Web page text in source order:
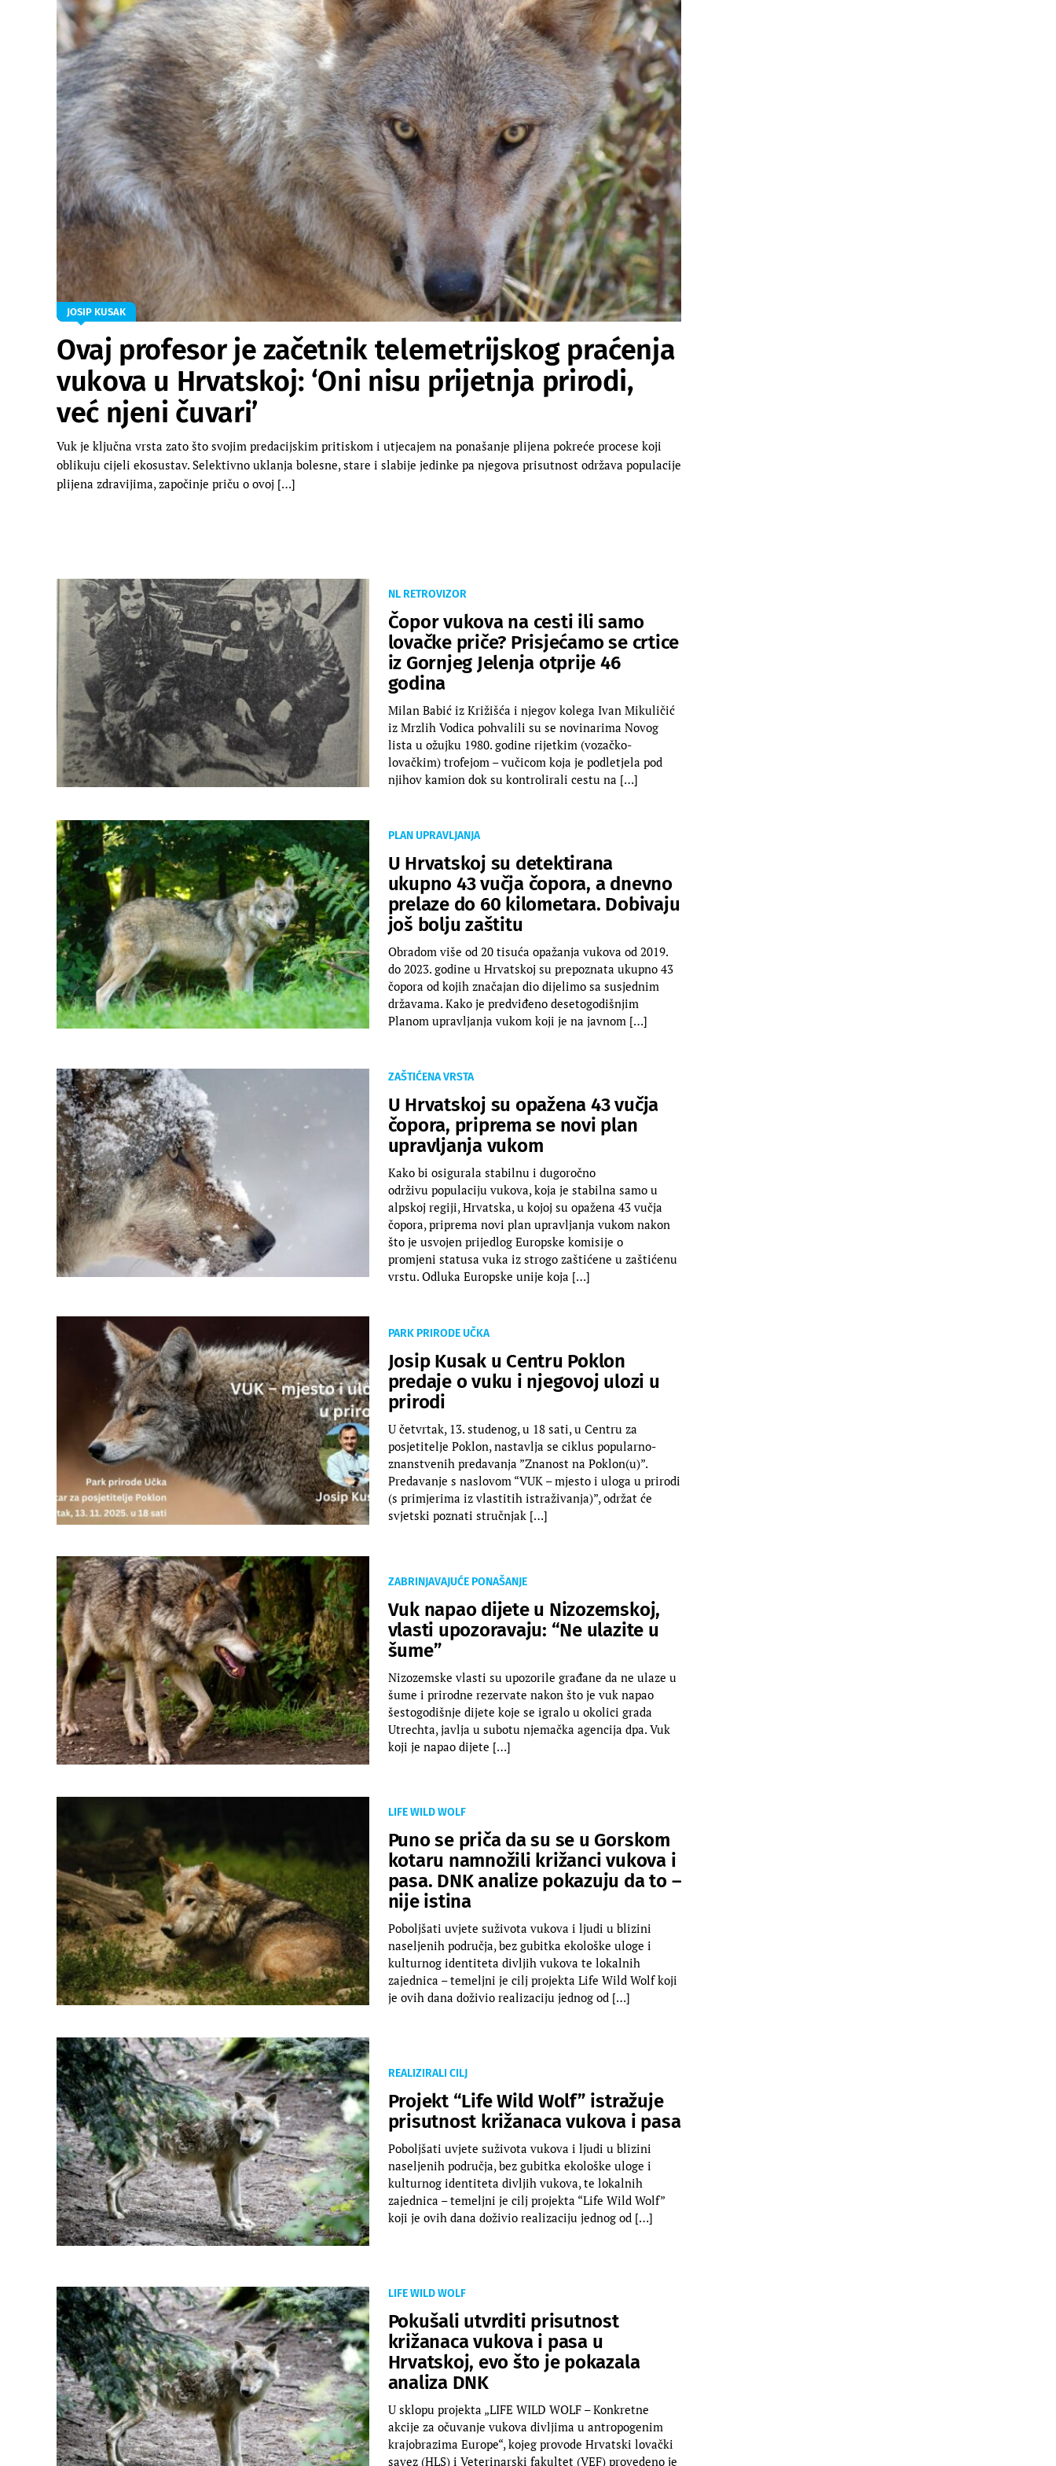
JOSIP KUSAK
Ovaj profesor je začetnik telemetrijskog praćenja
vukova u Hrvatskoj: ‘Oni nisu prijetnja prirodi,
već njeni čuvari’
Vuk je ključna vrsta zato što svojim predacijskim pritiskom i utjecajem na ponašanje plijena pokreće procese koji
oblikuju cijeli ekosustav. Selektivno uklanja bolesne, stare i slabije jedinke pa njegova prisutnost održava populacije
plijena zdravijima, započinje priču o ovoj […]
NL RETROVIZOR
Čopor vukova na cesti ili samo
lovačke priče? Prisjećamo se crtice
iz Gornjeg Jelenja otprije 46
godina
Milan Babić iz Križišća i njegov kolega Ivan Mikuličić
iz Mrzlih Vodica pohvalili su se novinarima Novog
lista u ožujku 1980. godine rijetkim (vozačko-
lovačkim) trofejom – vučicom koja je podletjela pod
njihov kamion dok su kontrolirali cestu na […]
PLAN UPRAVLJANJA
U Hrvatskoj su detektirana
ukupno 43 vučja čopora, a dnevno
prelaze do 60 kilometara. Dobivaju
još bolju zaštitu
Obradom više od 20 tisuća opažanja vukova od 2019.
do 2023. godine u Hrvatskoj su prepoznata ukupno 43
čopora od kojih značajan dio dijelimo sa susjednim
državama. Kako je predviđeno desetogodišnjim
Planom upravljanja vukom koji je na javnom […]
ZAŠTIĆENA VRSTA
U Hrvatskoj su opažena 43 vučja
čopora, priprema se novi plan
upravljanja vukom
Kako bi osigurala stabilnu i dugoročno
održivu populaciju vukova, koja je stabilna samo u
alpskoj regiji, Hrvatska, u kojoj su opažena 43 vučja
čopora, priprema novi plan upravljanja vukom nakon
što je usvojen prijedlog Europske komisije o
promjeni statusa vuka iz strogo zaštićene u zaštićenu
vrstu. Odluka Europske unije koja […]
PARK PRIRODE UČKA
Josip Kusak u Centru Poklon
predaje o vuku i njegovoj ulozi u
prirodi
U četvrtak, 13. studenog, u 18 sati, u Centru za
posjetitelje Poklon, nastavlja se ciklus popularno-
znanstvenih predavanja ”Znanost na Poklon(u)”.
Predavanje s naslovom “VUK – mjesto i uloga u prirodi
(s primjerima iz vlastitih istraživanja)”, održat će
svjetski poznati stručnjak […]
ZABRINJAVAJUĆE PONAŠANJE
Vuk napao dijete u Nizozemskoj,
vlasti upozoravaju: “Ne ulazite u
šume”
Nizozemske vlasti su upozorile građane da ne ulaze u
šume i prirodne rezervate nakon što je vuk napao
šestogodišnje dijete koje se igralo u okolici grada
Utrechta, javlja u subotu njemačka agencija dpa. Vuk
koji je napao dijete […]
LIFE WILD WOLF
Puno se priča da su se u Gorskom
kotaru namnožili križanci vukova i
pasa. DNK analize pokazuju da to –
nije istina
Poboljšati uvjete suživota vukova i ljudi u blizini
naseljenih područja, bez gubitka ekološke uloge i
kulturnog identiteta divljih vukova te lokalnih
zajednica – temeljni je cilj projekta Life Wild Wolf koji
je ovih dana doživio realizaciju jednog od […]
REALIZIRALI CILJ
Projekt “Life Wild Wolf” istražuje
prisutnost križanaca vukova i pasa
Poboljšati uvjete suživota vukova i ljudi u blizini
naseljenih područja, bez gubitka ekološke uloge i
kulturnog identiteta divljih vukova, te lokalnih
zajednica – temeljni je cilj projekta “Life Wild Wolf”
koji je ovih dana doživio realizaciju jednog od […]
LIFE WILD WOLF
Pokušali utvrditi prisutnost
križanaca vukova i pasa u
Hrvatskoj, evo što je pokazala
analiza DNK
U sklopu projekta „LIFE WILD WOLF – Konkretne
akcije za očuvanje vukova divljima u antropogenim
krajobrazima Europe“, kojeg provode Hrvatski lovački
savez (HLS) i Veterinarski fakultet (VEF) provedeno je